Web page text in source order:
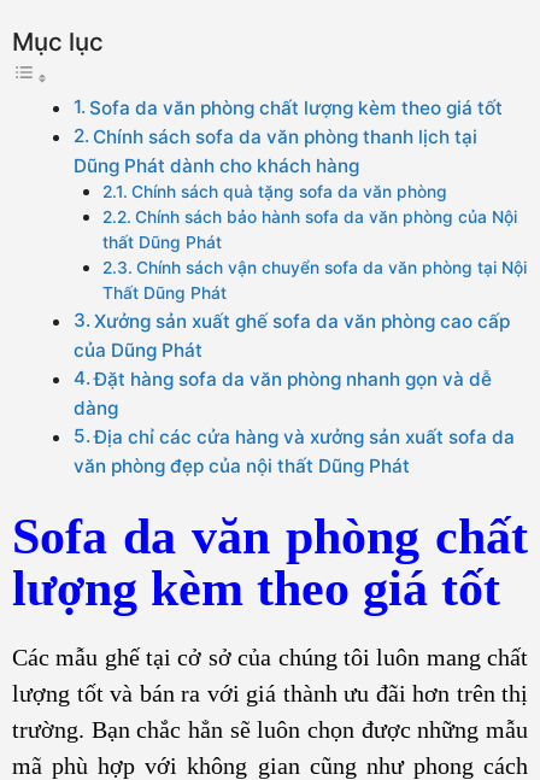
Mục lục
Sofa da văn phòng chất lượng kèm theo giá tốt
Chính sách sofa da văn phòng thanh lịch tại
Dũng Phát dành cho khách hàng
Chính sách quà tặng sofa da văn phòng
Chính sách bảo hành sofa da văn phòng của Nội
thất Dũng Phát
Chính sách vận chuyển sofa da văn phòng tại Nội
Thất Dũng Phát
Xưởng sản xuất ghế sofa da văn phòng cao cấp
của Dũng Phát
Đặt hàng sofa da văn phòng nhanh gọn và dễ
dàng
Địa chỉ các cửa hàng và xưởng sản xuất sofa da
văn phòng đẹp của nội thất Dũng Phát
Sofa da văn phòng chất
lượng kèm theo giá tốt
Các mẫu ghế tại cở sở của chúng tôi luôn mang chất
lượng tốt và bán ra với giá thành ưu đãi hơn trên thị
trường. Bạn chắc hẳn sẽ luôn chọn được những mẫu
mã phù hợp với không gian cũng như phong cách